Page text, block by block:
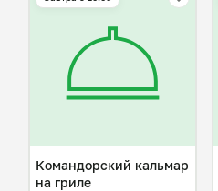
Командорский кальмар
на гриле